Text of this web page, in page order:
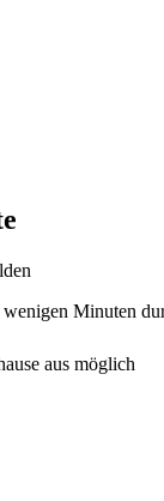
Minuten
aus möglich